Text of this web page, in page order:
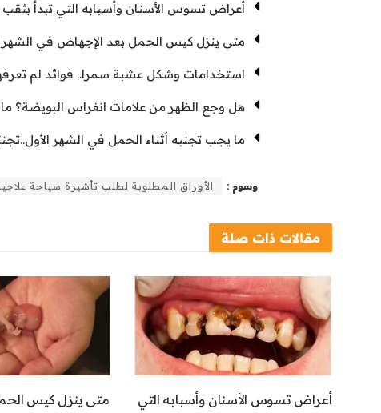
أعراض تسوس الأسنان وأسبابه التي تبدأ
متى ينزل كيس الحمل بعد الإجهاض في الشهر
استخدامات وشكل عشبة سمرا.. فوائد لم
هل وجع الظهر من علامات انغراس البويضة؟
ما يجب تجنبه أثناء الحمل في الشهر
وسوم : الأوراق المطلوبة لطلب تأشيرة سياحة
مقالاتذات صلة
أعراض تسوس الأسنان وأسبابه التي متى ينزل كيس